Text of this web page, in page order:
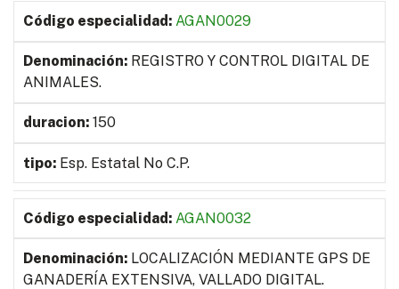
AGAN0029
REGISTRO Y CONTROL DIGITAL DE
ANIMALES.
150
Esp. Estatal No C.P.
AGAN0032
LOCALIZACIÓN MEDIANTE GPS DE
GANADERÍA EXTENSIVA, VALLADO DIGITAL.